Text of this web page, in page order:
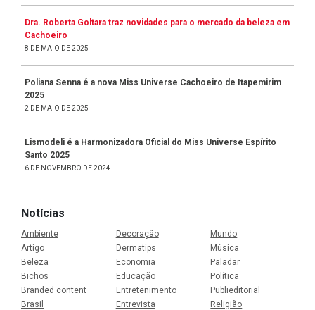
Dra. Roberta Goltara traz novidades para o mercado da beleza em
Cachoeiro
8 DE MAIO DE 2025
Poliana Senna é a nova Miss Universe Cachoeiro de Itapemirim
2025
2 DE MAIO DE 2025
Lismodeli é a Harmonizadora Oficial do Miss Universe Espírito
Santo 2025
6 DE NOVEMBRO DE 2024
Notícias
Ambiente
Artigo
Beleza
Bichos
Branded content
Brasil
Decoração
Dermatips
Economia
Educação
Entretenimento
Entrevista
Mundo
Música
Paladar
Política
Publieditorial
Religião